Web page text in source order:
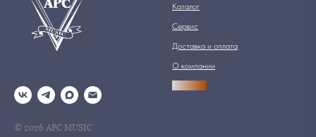
© 2026 АРС MUSIC
Каталог
Сервис
Доставка и оплата
О компании